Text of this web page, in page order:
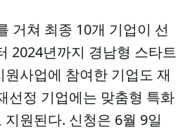
거쳐 최종 10개 기업이 선
2024년까지 경남형 스타트
사업에 참여한 기업도 재
선정 기업에는 맞춤형 특화
원된다. 신청은 6월 9일